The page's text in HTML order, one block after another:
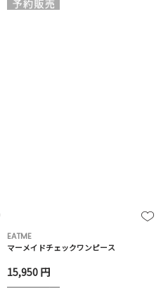
EATME
マーメイドチェックワンピース
15,950 円